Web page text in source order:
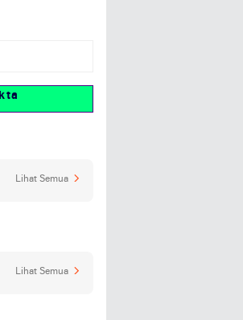
Lihat Semua
Lihat Semua